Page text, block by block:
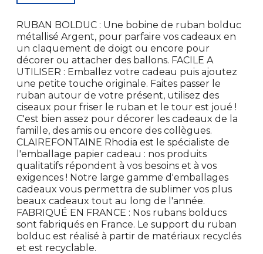
RUBAN BOLDUC : Une bobine de ruban bolduc
métallisé Argent, pour parfaire vos cadeaux en
un claquement de doigt ou encore pour
décorer ou attacher des ballons. FACILE A
UTILISER : Emballez votre cadeau puis ajoutez
une petite touche originale. Faites passer le
ruban autour de votre présent, utilisez des
ciseaux pour friser le ruban et le tour est joué !
C'est bien assez pour décorer les cadeaux de la
famille, des amis ou encore des collègues.
CLAIREFONTAINE Rhodia est le spécialiste de
l'emballage papier cadeau : nos produits
qualitatifs répondent à vos besoins et à vos
exigences ! Notre large gamme d'emballages
cadeaux vous permettra de sublimer vos plus
beaux cadeaux tout au long de l'année.
FABRIQUÉ EN FRANCE : Nos rubans bolducs
sont fabriqués en France. Le support du ruban
bolduc est réalisé à partir de matériaux recyclés
et est recyclable.